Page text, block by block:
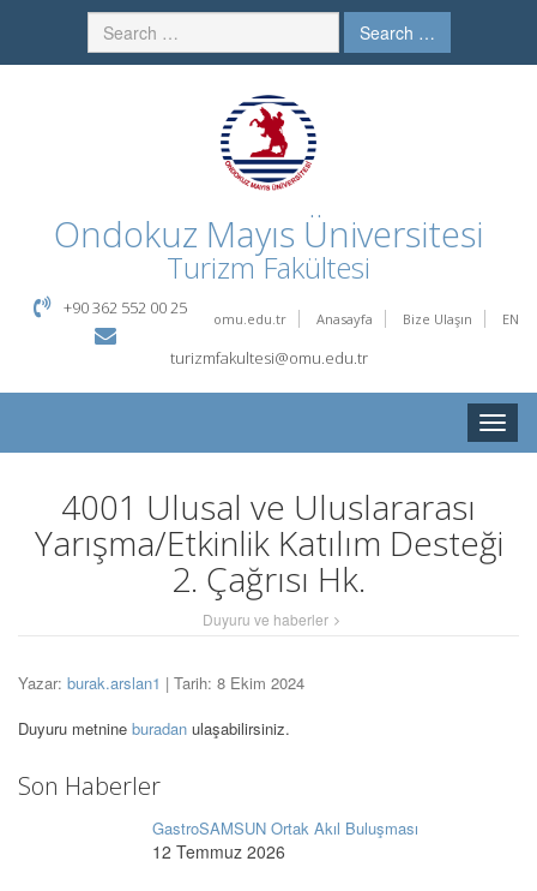
Search …
Ondokuz Mayıs Üniversitesi
Turizm Fakültesi
omu.edu.tr Anasayfa Bize Ulaşın EN
+90 362 552 00 25
turizmfakultesi@omu.edu.tr
Toggle
4001 Ulusal ve Uluslararası
Yarışma/Etkinlik Katılım Desteği
2. Çağrısı Hk.
Duyuru ve haberler
Yazar: burak.arslan1 | Tarih: 8 Ekim 2024
Duyuru metnine buradan ulaşabilirsiniz.
Son Haberler
GastroSAMSUN Ortak Akıl Buluşması
12 Temmuz 2026